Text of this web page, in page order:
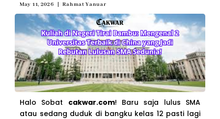
May 11, 2026 Rahmat Yanuar
Halo Sobat cakwar.com! Baru saja lulus SMA
atau sedang duduk di bangku kelas 12 pasti lagi